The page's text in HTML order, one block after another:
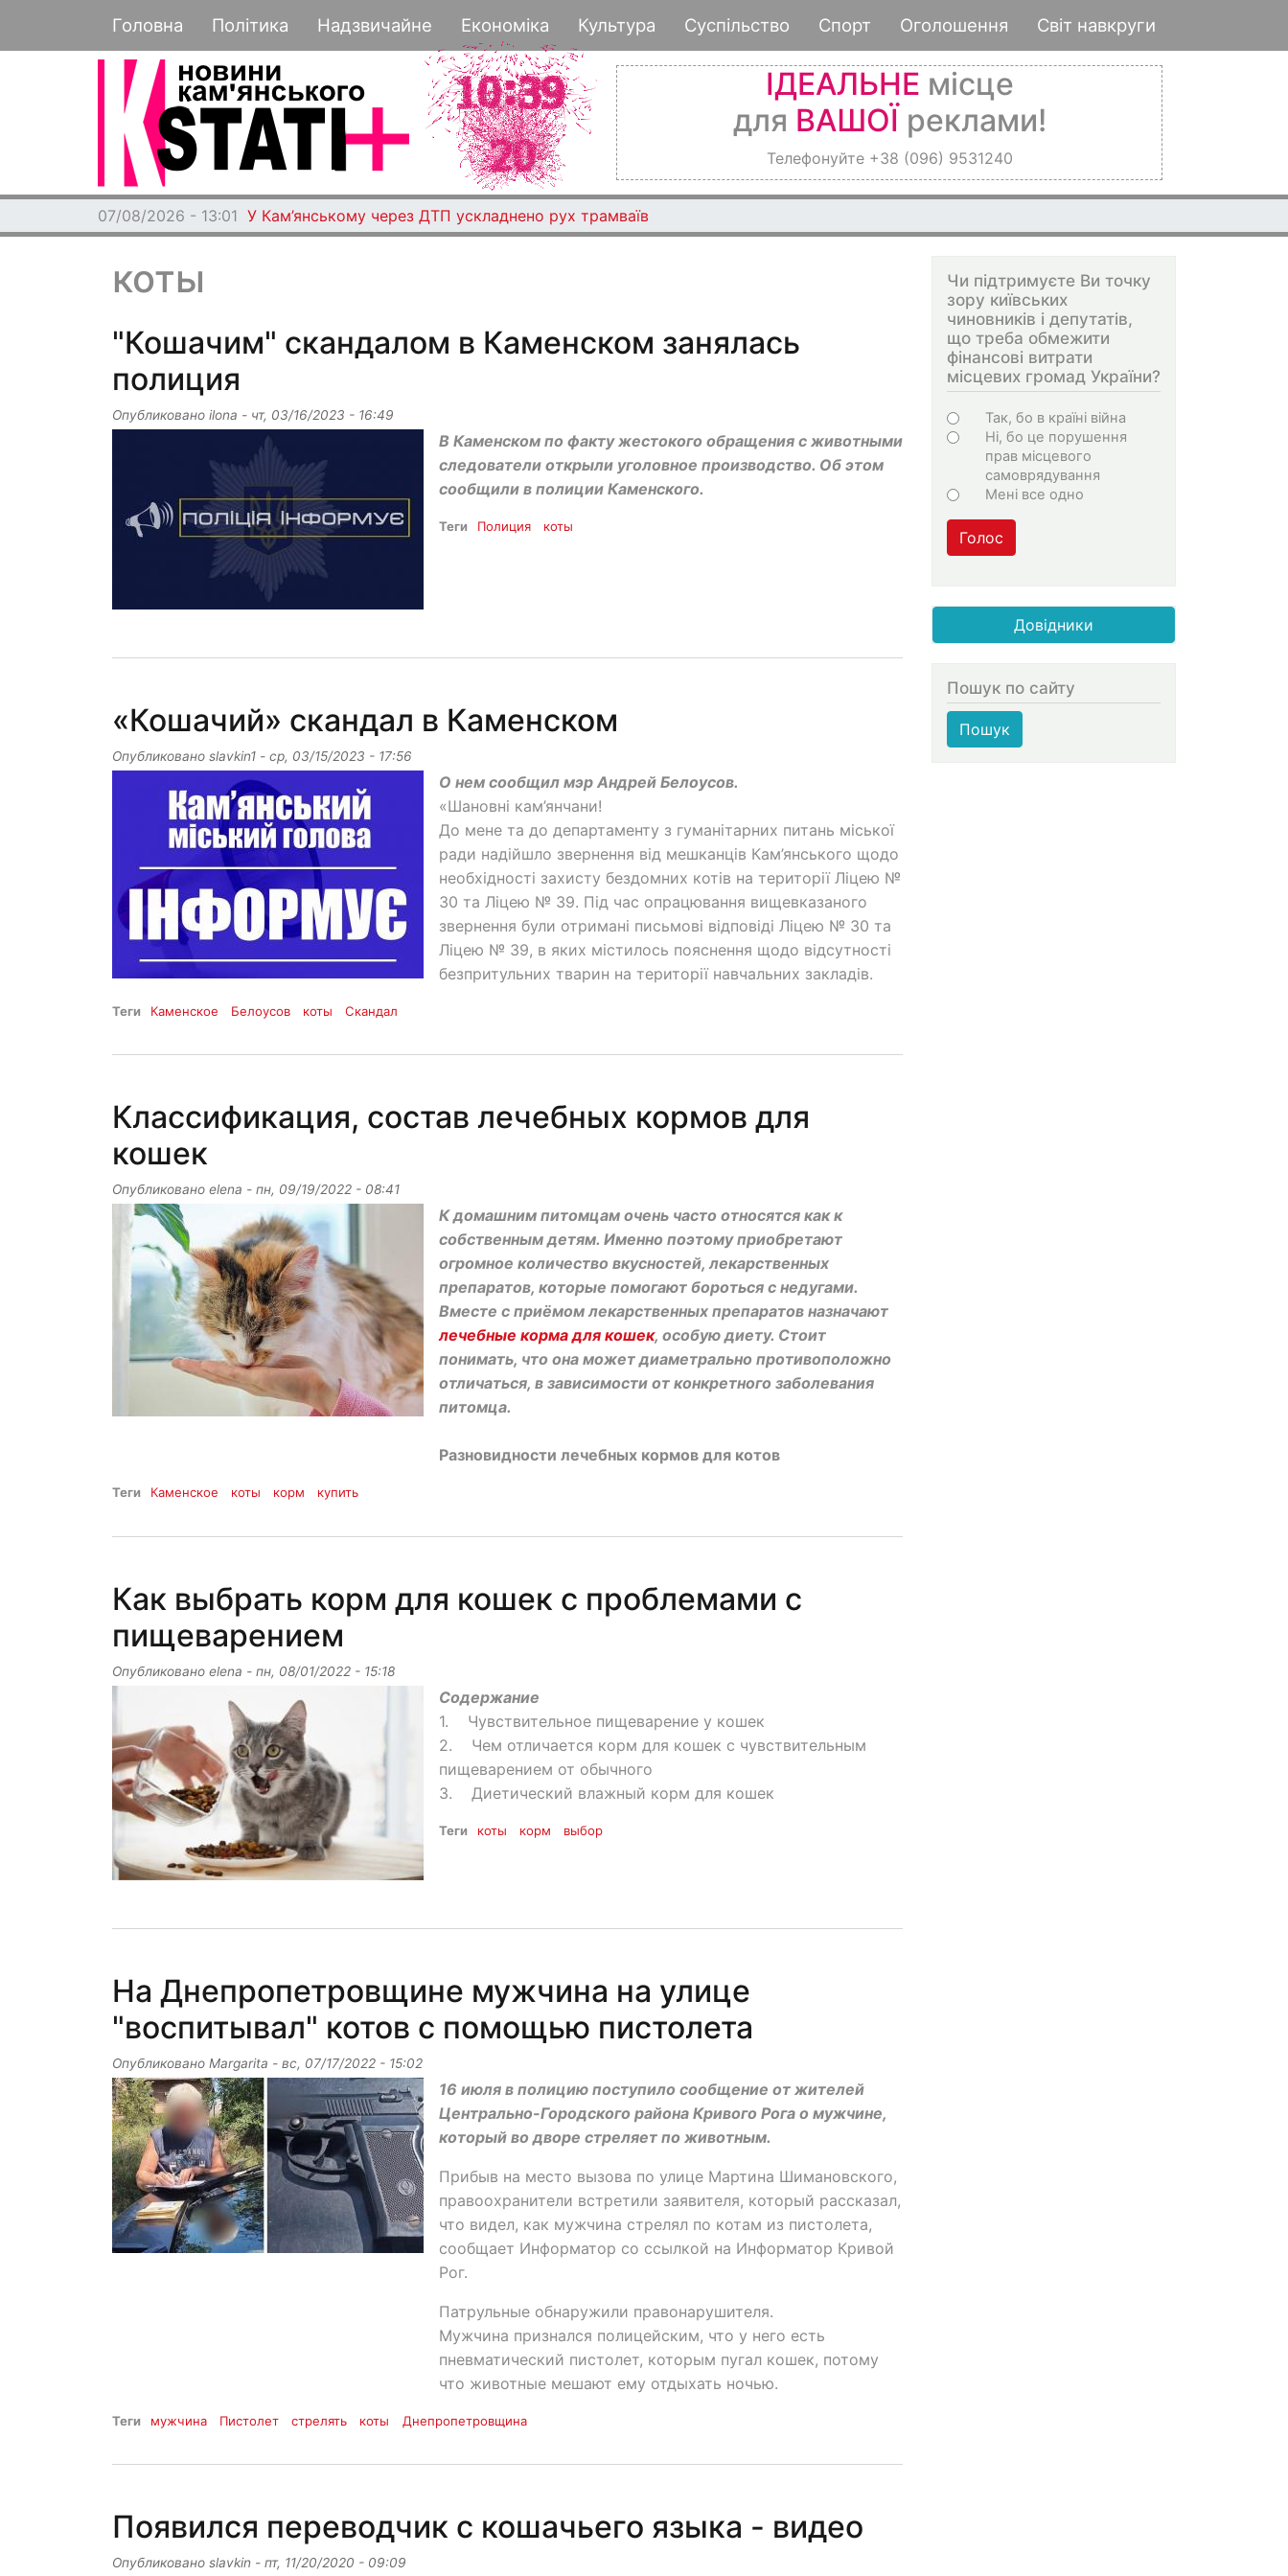
к
основному
Основная навигация
Головна Політика Надзвичайне Економіка Культура Суспільство Спорт Оголошення Світ навкруги
ІДЕАЛЬНЕ місце
для ВАШОЇ реклами!
Телефонуйте +38 (096) 9531240
07/08/2026 - 13:01 У Кам’янському через ДТП ускладнено рух трамваїв
коты
"Кошачим" скандалом в Каменском занялась
полиция
Опубликовано ilona - чт, 03/16/2023 - 16:49
В Каменском по факту жестокого обращения с животными
следователи открыли уголовное производство. Об этом
сообщили в полиции Каменского.
Теги Полиция коты
«Кошачий» скандал в Каменском
Опубликовано slavkin1 - ср, 03/15/2023 - 17:56
О нем сообщил мэр Андрей Белоусов.
«Шановні кам’янчани!
До мене та до департаменту з гуманітарних питань міської
ради надійшло звернення від мешканців Кам’янського щодо
необхідності захисту бездомних котів на території Ліцею №
30 та Ліцею № 39. Під час опрацювання вищевказаного
звернення були отримані письмові відповіді Ліцею № 30 та
Ліцею № 39, в яких містилось пояснення щодо відсутності
безпритульних тварин на території навчальних закладів.
Теги Каменское Белоусов коты Скандал
Классификация, состав лечебных кормов для
кошек
Опубликовано elena - пн, 09/19/2022 - 08:41
К домашним питомцам очень часто относятся как к
собственным детям. Именно поэтому приобретают
огромное количество вкусностей, лекарственных
препаратов, которые помогают бороться с недугами.
Вместе с приёмом лекарственных препаратов назначают
лечебные корма для кошек, особую диету. Стоит
понимать, что она может диаметрально противоположно
отличаться, в зависимости от конкретного заболевания
питомца.
Разновидности лечебных кормов для котов
Теги Каменское коты корм купить
Как выбрать корм для кошек с проблемами с
пищеварением
Опубликовано elena - пн, 08/01/2022 - 15:18
Содержание
1. Чувствительное пищеварение у кошек
2. Чем отличается корм для кошек с чувствительным
пищеварением от обычного
3. Диетический влажный корм для кошек
Теги коты корм выбор
На Днепропетровщине мужчина на улице
"воспитывал" котов с помощью пистолета
Опубликовано Margarita - вс, 07/17/2022 - 15:02
16 июля в полицию поступило сообщение от жителей
Центрально-Городского района Кривого Рога о мужчине,
который во дворе стреляет по животным.
Прибыв на место вызова по улице Мартина Шимановского,
правоохранители встретили заявителя, который рассказал,
что видел, как мужчина стрелял по котам из пистолета,
сообщает Информатор со ссылкой на Информатор Кривой
Рог.
Патрульные обнаружили правонарушителя.
Мужчина признался полицейским, что у него есть
пневматический пистолет, которым пугал кошек, потому
что животные мешают ему отдыхать ночью.
Теги мужчина Пистолет стрелять коты Днепропетровщина
Появился переводчик с кошачьего языка - видео
Опубликовано slavkin - пт, 11/20/2020 - 09:09
Чи підтримуєте Ви точку
зору київських
чиновників і депутатів,
що треба обмежити
фінансові витрати
місцевих громад України?
Choices
Так, бо в країні війна
Ні, бо це порушення
прав місцевого
самоврядування
Мені все одно
Голос
Довідники
Пошук по сайту
Пошук